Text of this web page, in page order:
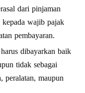
dari pinjaman
wajib pajak
pembayaran.
dibayarkan baik
tidak sebagai
peralatan, maupun